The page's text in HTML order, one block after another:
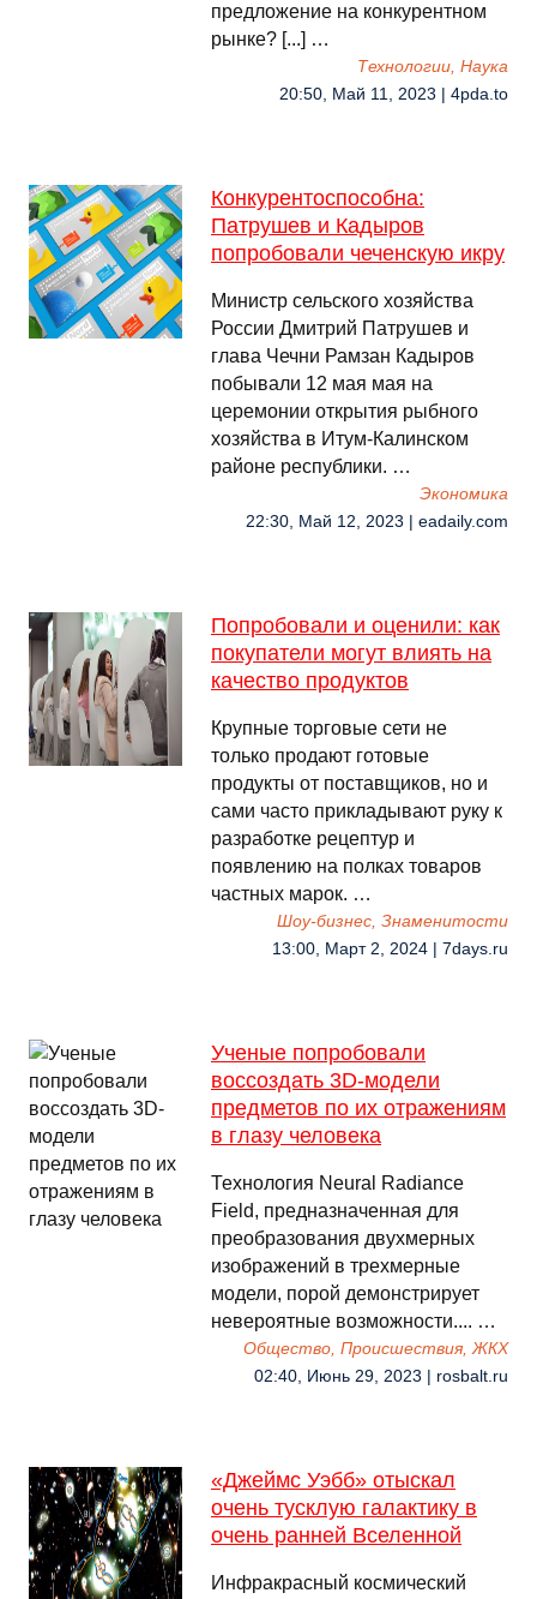
предложение на конкурентном
рынке? [...] …
Технологии, Наука
20:50, Май 11, 2023 | 4pda.to
Конкурентоспособна:
Патрушев и Кадыров
попробовали чеченскую икру
Министр сельского хозяйства
России Дмитрий Патрушев и
глава Чечни Рамзан Кадыров
побывали 12 мая мая на
церемонии открытия рыбного
хозяйства в Итум-Калинском
районе республики. …
Экономика
22:30, Май 12, 2023 | eadaily.com
Попробовали и оценили: как
покупатели могут влиять на
качество продуктов
Крупные торговые сети не
только продают готовые
продукты от поставщиков, но и
сами часто прикладывают руку к
разработке рецептур и
появлению на полках товаров
частных марок. …
Шоу-бизнес, Знаменитости
13:00, Март 2, 2024 | 7days.ru
Ученые попробовали
воссоздать 3D-модели
предметов по их отражениям
в глазу человека
Технология Neural Radiance
Field, предназначенная для
преобразования двухмерных
изображений в трехмерные
модели, порой демонстрирует
невероятные возможности.... …
Общество, Происшествия, ЖКХ
02:40, Июнь 29, 2023 | rosbalt.ru
«Джеймс Уэбб» отыскал
очень тусклую галактику в
очень ранней Вселенной
Инфракрасный космический